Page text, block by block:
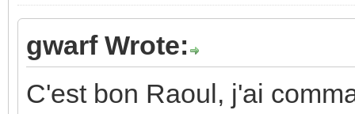
gwarf Wrote:
C'est bon Raoul, j'ai